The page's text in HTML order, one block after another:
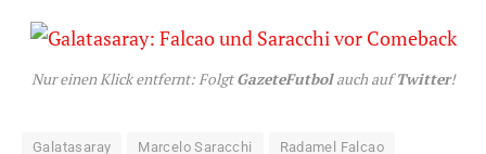
Nur einen Klick entfernt: FolgtGazeteFutbolauch aufTwitter!
Galatasaray Marcelo Saracchi Radamel Falcao